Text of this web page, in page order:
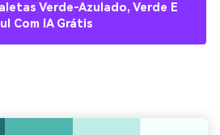
Verde-Azulado, Verde E
Com IA Grátis